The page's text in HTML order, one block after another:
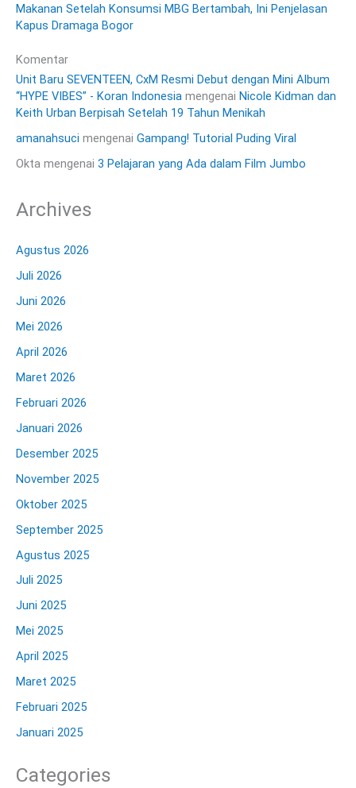
Makanan Setelah Konsumsi MBG Bertambah, Ini Penjelasan
Kapus Dramaga Bogor
Komentar
Unit Baru SEVENTEEN, CxM Resmi Debut dengan Mini Album
“HYPE VIBES” - Koran Indonesia mengenai Nicole Kidman dan
Keith Urban Berpisah Setelah 19 Tahun Menikah
amanahsuci mengenai Gampang! Tutorial Puding Viral
Okta mengenai 3 Pelajaran yang Ada dalam Film Jumbo
Archives
Agustus 2026
Juli 2026
Juni 2026
Mei 2026
April 2026
Maret 2026
Februari 2026
Januari 2026
Desember 2025
November 2025
Oktober 2025
September 2025
Agustus 2025
Juli 2025
Juni 2025
Mei 2025
April 2025
Maret 2025
Februari 2025
Januari 2025
Categories